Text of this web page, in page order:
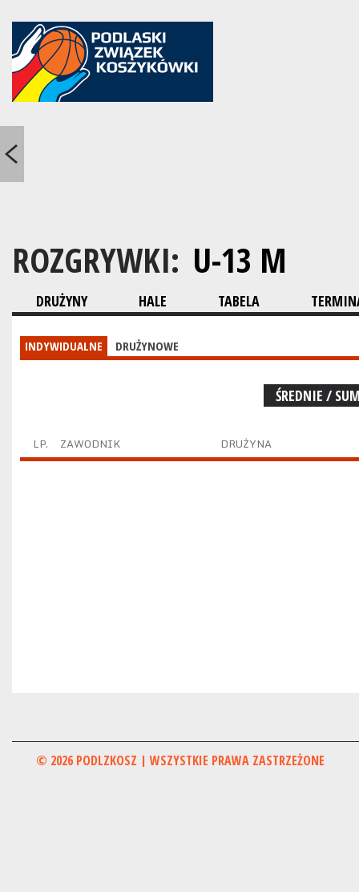
ROZGRYWKI: U-13 M
DRUŻYNY HALE TABELA
INDYWIDUALNE DRUŻYNOWE
ŚREDNIE /
LP. ZAWODNIK DRUŻYNA
© 2026 PODLZKOSZ | WSZYSTKIE PRAWA ZASTRZEŻONE